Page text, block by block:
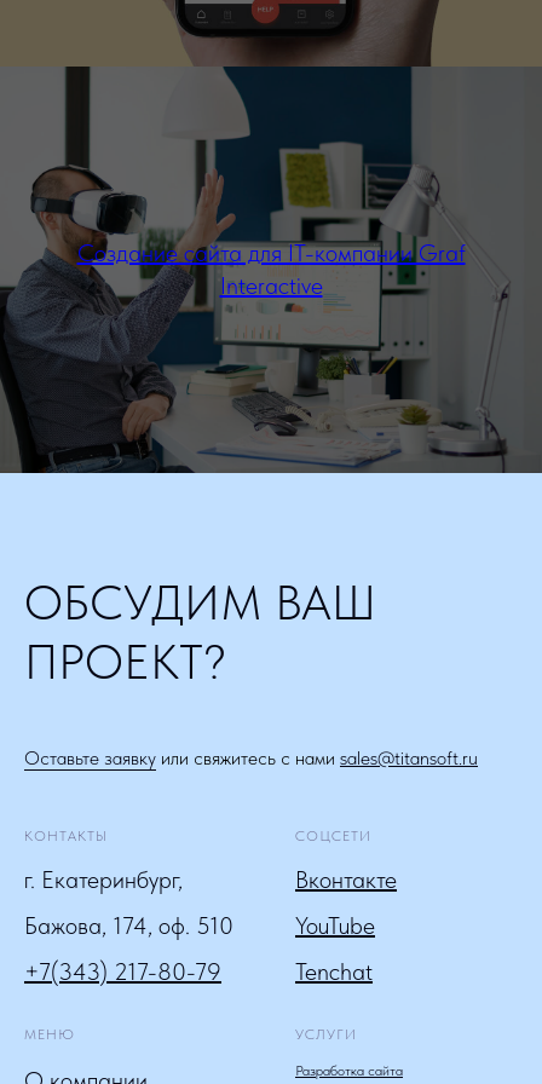
Создание сайта для IT-компании Graf
Interactive
ОБСУДИМ ВАШ
ПРОЕКТ?
Оставьте заявку или свяжитесь с нами sales@titansoft.ru
КОНТАКТЫ
г. Екатеринбург,
Бажова, 174, оф. 510
+7(343) 217-80-79
СОЦСЕТИ
Вконтакте
YouTube
Tenchat
МЕНЮ УСЛУГИ
Разработка сайта